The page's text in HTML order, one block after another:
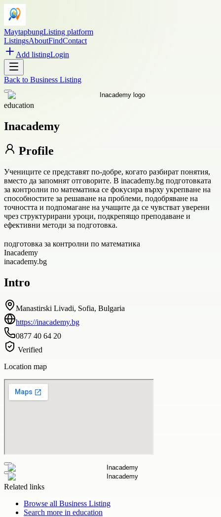
MaytapbungListing platform
ListingsAboutFindContact
Add listingLogin
Back to Business Listing
education
Inacademy
Profile
Учениците се представят по-добре, когато разбират понятия,
вместо да запомнят отговорите. В inacademy.bg подготовката
за контролни по математика се фокусира върху укрепване на
способностите за решаване на проблеми, подобряване на
точността и подпомагане на учащите да се чувстват уверени
чрез структурирани уроци, подкрепящо преподаване и
ефективни методи за подготовка.
подготовка за контролни по математика
Inacademy
inacademy.bg
Intro
Manastirski Livadi, Sofia, Bulgaria
https://inacademy.bg
0877 40 64 20
Verified
Location map
Related links
Browse all Business Listing
Search more in education